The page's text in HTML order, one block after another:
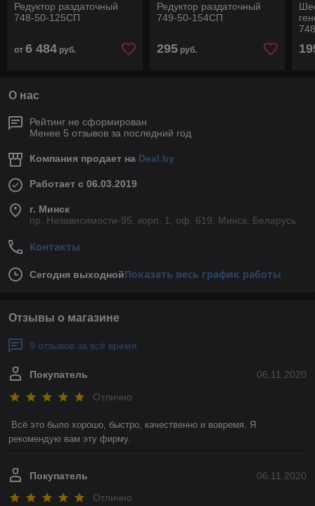
Редуктор раздаточный
748-50-125СП
от 6 484 руб.
Редуктор раздаточный
749-50-154СП
295руб.
О нас
Рейтинг не сформирован
Менее 5 отзывов за последний год
Компания продает на Deal.by
Работает с 06.03.2019
г. Минск
пр. Независимости-95, корп. 1, оф. 619, Минск, Беларусь
Контакты
Сегодня выходнойПоказать весь график работы
Отзывы о магазине
9 отзывов за всё время
06.11.2020
Покупатель
Отлично
Всё это было хорошо, быстро, качественно и вовремя. Я
рекомендую вам эту фирму.
06.11.2020
Покупатель
Отлично